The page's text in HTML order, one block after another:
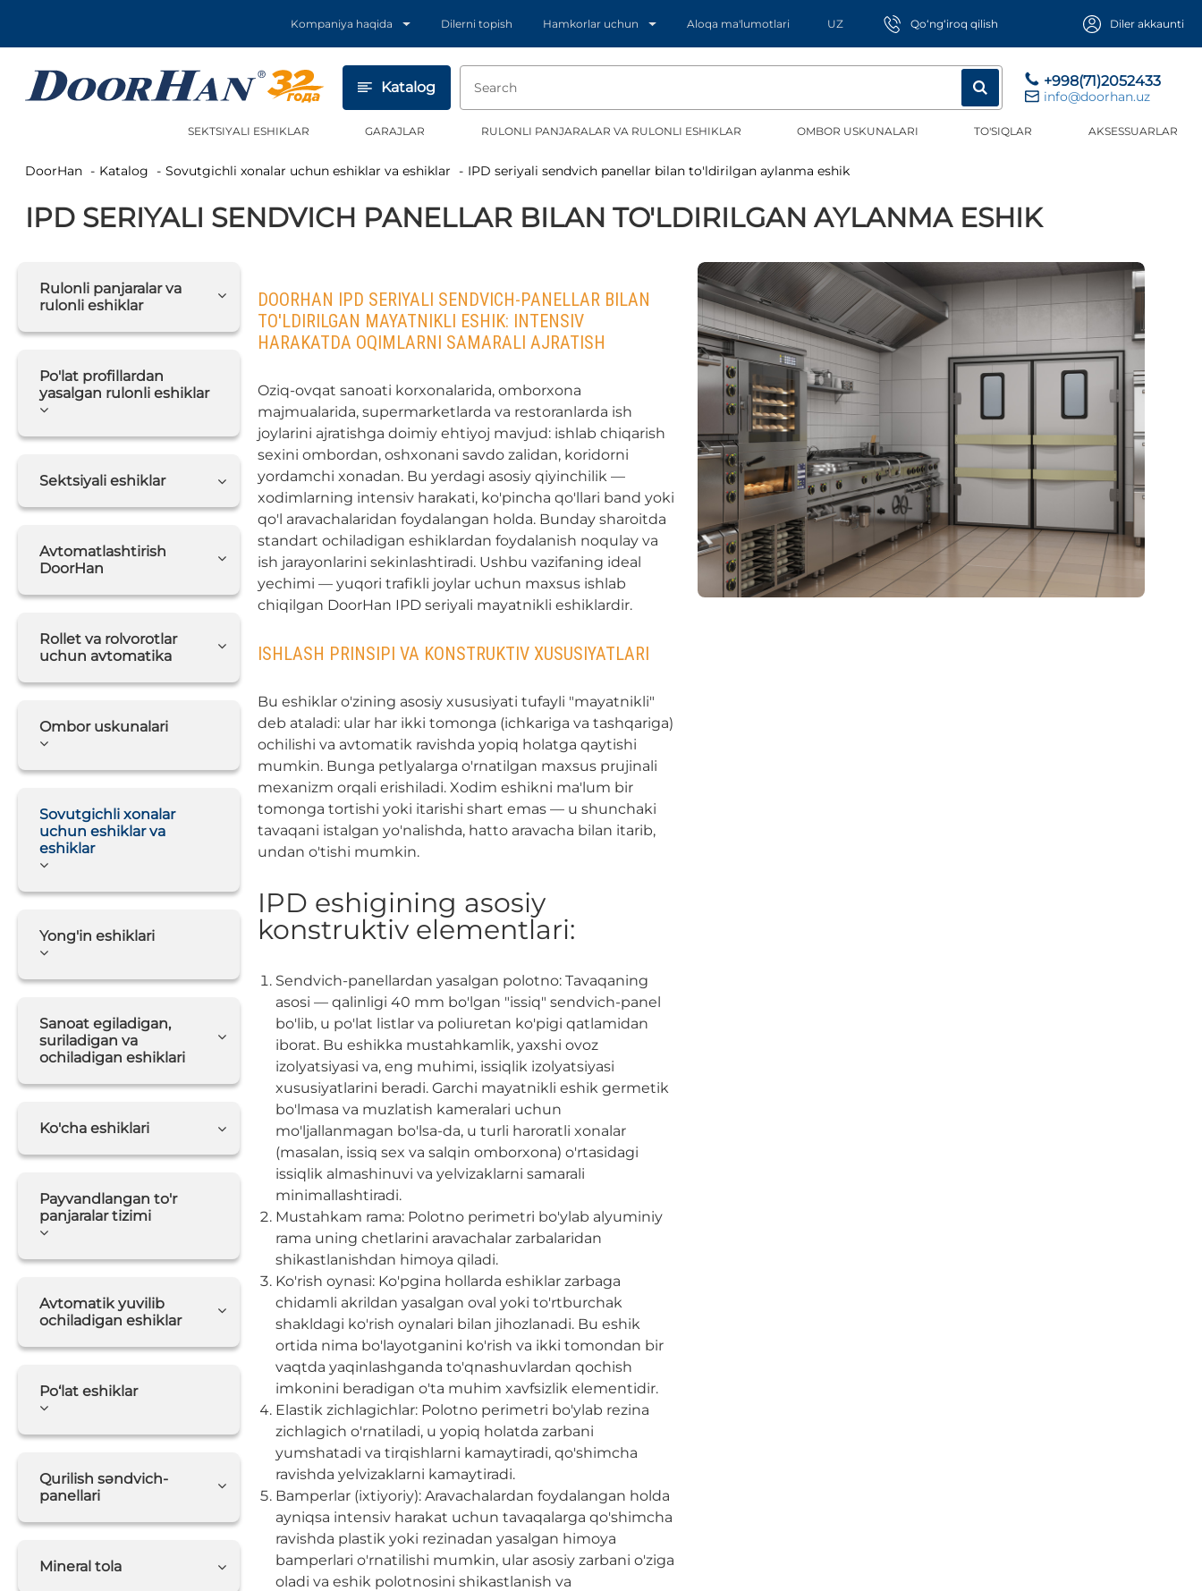
Kompaniya haqida Dilerni topish Hamkorlar uchun Aloqa ma'lumotlari UZ Qo‘ng‘iroq qilish Diler akkaunti
Katalog +998(71)2052433
info@doorhan.uz
SEKTSIYALI ESHIKLAR GARAJLAR RULONLI PANJARALAR VA RULONLI ESHIKLAR OMBOR USKUNALARI TO'SIQLAR AKSESSUARLAR
DoorHan Katalog Sovutgichli xonalar uchun eshiklar va eshiklar IPD seriyali sendvich panellar bilan to'ldirilgan aylanma eshik
IPD SERIYALI SENDVICH PANELLAR BILAN TO'LDIRILGAN AYLANMA ESHIK
Rulonli panjaralar va
rulonli eshiklar
Po'lat profillardan
yasalgan rulonli eshiklar
Sektsiyali eshiklar
Avtomatlashtirish
DoorHan
Rollet va rolvorotlar
uchun avtomatika
Ombor uskunalari
Sovutgichli xonalar
uchun eshiklar va
eshiklar
Yong'in eshiklari
Sanoat egiladigan,
suriladigan va
ochiladigan eshiklari
Ko'cha eshiklari
Payvandlangan to'r
panjaralar tizimi
Avtomatik yuvilib
ochiladigan eshiklar
Po‘lat eshiklar
Qurilish səndvich-
panellari
Mineral tola
DOORHAN IPD SERIYALI SENDVICH-PANELLAR BILAN
TO'LDIRILGAN MAYATNIKLI ESHIK: INTENSIV
HARAKATDA OQIMLARNI SAMARALI AJRATISH
Oziq-ovqat sanoati korxonalarida, omborxona
majmualarida, supermarketlarda va restoranlarda ish
joylarini ajratishga doimiy ehtiyoj mavjud: ishlab chiqarish
sexini ombordan, oshxonani savdo zalidan, koridorni
yordamchi xonadan. Bu yerdagi asosiy qiyinchilik —
xodimlarning intensiv harakati, ko'pincha qo'llari band yoki
qo'l aravachalaridan foydalangan holda. Bunday sharoitda
standart ochiladigan eshiklardan foydalanish noqulay va
ish jarayonlarini sekinlashtiradi. Ushbu vazifaning ideal
yechimi — yuqori trafikli joylar uchun maxsus ishlab
chiqilgan DoorHan IPD seriyali mayatnikli eshiklardir.
ISHLASH PRINSIPI VA KONSTRUKTIV XUSUSIYATLARI
Bu eshiklar o'zining asosiy xususiyati tufayli "mayatnikli"
deb ataladi: ular har ikki tomonga (ichkariga va tashqariga)
ochilishi va avtomatik ravishda yopiq holatga qaytishi
mumkin. Bunga petlyalarga o'rnatilgan maxsus prujinali
mexanizm orqali erishiladi. Xodim eshikni ma'lum bir
tomonga tortishi yoki itarishi shart emas — u shunchaki
tavaqani istalgan yo'nalishda, hatto aravacha bilan itarib,
undan o'tishi mumkin.
IPD eshigining asosiy
konstruktiv elementlari:
Sendvich-panellardan yasalgan polotno: Tavaqaning
asosi — qalinligi 40 mm bo'lgan "issiq" sendvich-panel
bo'lib, u po'lat listlar va poliuretan ko'pigi qatlamidan
iborat. Bu eshikka mustahkamlik, yaxshi ovoz
izolyatsiyasi va, eng muhimi, issiqlik izolyatsiyasi
xususiyatlarini beradi. Garchi mayatnikli eshik germetik
bo'lmasa va muzlatish kameralari uchun
mo'ljallanmagan bo'lsa-da, u turli haroratli xonalar
(masalan, issiq sex va salqin omborxona) o'rtasidagi
issiqlik almashinuvi va yelvizaklarni samarali
minimallashtiradi.
Mustahkam rama: Polotno perimetri bo'ylab alyuminiy
rama uning chetlarini aravachalar zarbalaridan
shikastlanishdan himoya qiladi.
Ko'rish oynasi: Ko'pgina hollarda eshiklar zarbaga
chidamli akrildan yasalgan oval yoki to'rtburchak
shakldagi ko'rish oynalari bilan jihozlanadi. Bu eshik
ortida nima bo'layotganini ko'rish va ikki tomondan bir
vaqtda yaqinlashganda to'qnashuvlardan qochish
imkonini beradigan o'ta muhim xavfsizlik elementidir.
Elastik zichlagichlar: Polotno perimetri bo'ylab rezina
zichlagich o'rnatiladi, u yopiq holatda zarbani
yumshatadi va tirqishlarni kamaytiradi, qo'shimcha
ravishda yelvizaklarni kamaytiradi.
Bamperlar (ixtiyoriy): Aravachalardan foydalangan holda
ayniqsa intensiv harakat uchun tavaqalarga qo'shimcha
ravishda plastik yoki rezinadan yasalgan himoya
bamperlari o'rnatilishi mumkin, ular asosiy zarbani o'ziga
oladi va eshik polotnosini shikastlanish va